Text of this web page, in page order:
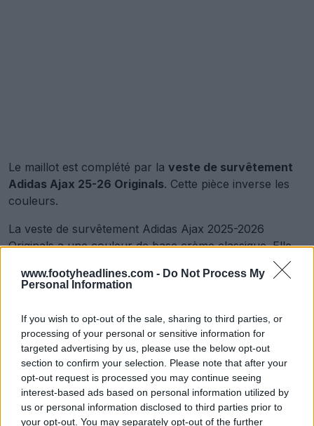
www.footyheadlines.com - Do Not Process My
Personal Information
If you wish to opt-out of the sale, sharing to third parties, or
processing of your personal or sensitive information for
targeted advertising by us, please use the below opt-out
section to confirm your selection. Please note that after your
opt-out request is processed you may continue seeing
interest-based ads based on personal information utilized by
us or personal information disclosed to third parties prior to
your opt-out. You may separately opt-out of the further
Le maillot est complété par la veste de survêtement
Adidas Ajax 25-26 Originals. Cette pièce inverse les
couleurs.
La veste de survêtement Adidas Ajax 2025-2026
Originals a une couleur de base crème classique. Elle
est élégamment contrastée par le bordeaux utilisé pour
les trois bandes emblématiques d'Adidas qui courent le
sur la poitrine droite et l'écusson spécial du club Ajax
brodé sur la gauche.
Cette collection Ajax 2025-2026 Originals fait partie de
la gammelifestyleOriginals d'Adidas pour l'Ajax, qui
sera lancée à l'été 2025.